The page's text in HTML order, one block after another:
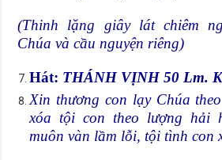
(Thinh lặng giây lát chiêm
Chúa và cầu nguyện riêng)
Hát: THÁNH VỊNH 50 Lm.
Xin thương con lạy Chúa
xóa tội con theo lượng hải
muôn vàn lầm lỗi, tội tình con